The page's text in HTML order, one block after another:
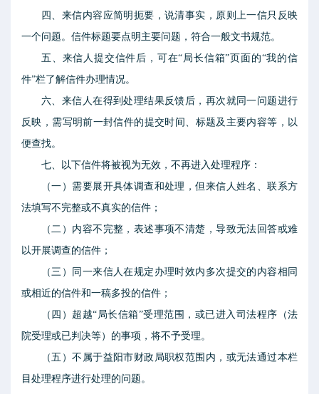
四、来信内容应简明扼要，说清事实，原则上一信只反映
一个问题。信件标题要点明主要问题，符合一般文书规范。
五、来信人提交信件后，可在“局长信箱”页面的“我的信
件”栏了解信件办理情况。
六、来信人在得到处理结果反馈后，再次就同一问题进行
反映，需写明前一封信件的提交时间、标题及主要内容等，以
便查找。
七、以下信件将被视为无效，不再进入处理程序：
（一）需要展开具体调查和处理，但来信人姓名、联系方
法填写不完整或不真实的信件；
（二）内容不完整，表述事项不清楚，导致无法回答或难
以开展调查的信件；
（三）同一来信人在规定办理时效内多次提交的内容相同
或相近的信件和一稿多投的信件；
（四）超越“局长信箱”受理范围，或已进入司法程序（法
院受理或已判决等）的事项，将不予受理。
（五）不属于益阳市财政局职权范围内，或无法通过本栏
目处理程序进行处理的问题。